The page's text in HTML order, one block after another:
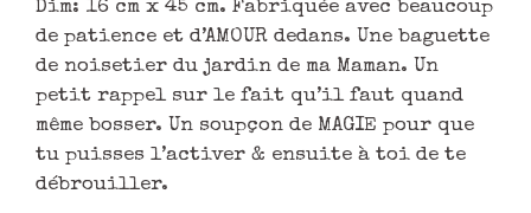
Dim: 16 cm x 45 cm. Fabriquée avec beaucoup
de patience et d’AMOUR dedans. Une baguette
de noisetier du jardin de ma Maman. Un
petit rappel sur le fait qu’il faut quand
même bosser. Un soupçon de MAGIE pour que
tu puisses l’activer & ensuite à toi de te
débrouiller.